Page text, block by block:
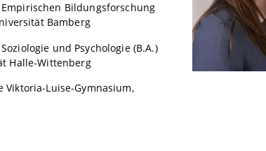
Bildungsforschung
Bamberg
und Psychologie (B.A.)
Halle-Wittenberg
Viktoria-Luise-Gymnasium,